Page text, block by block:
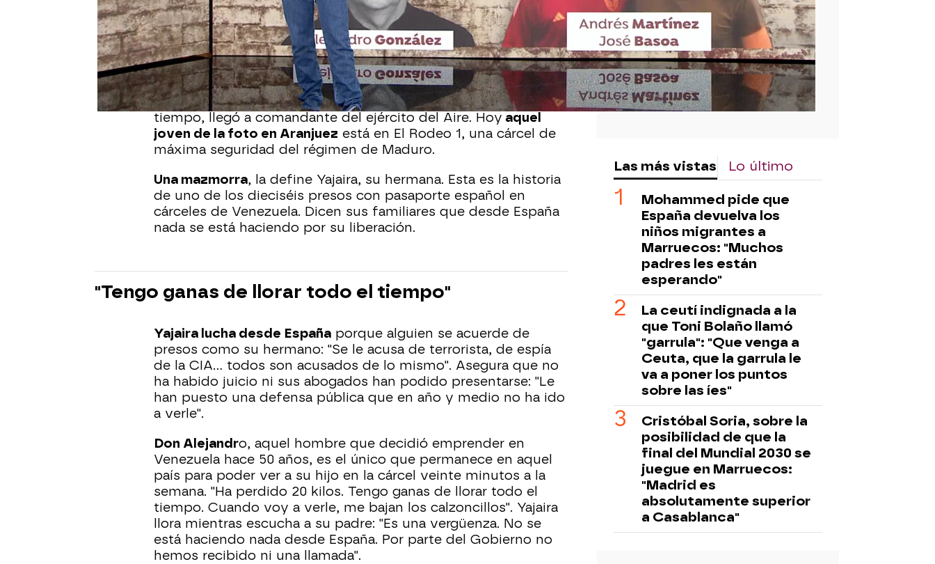
Blanco y negro. Tres niños posan para la foto junto a su
abuelo. Años 60. Están en Aranjuez, el pueblo donde nacieron.
Allí vivieron hasta que en los 70 don Alejandro, el padre de
familia, decidió hacer fortuna en Venezuela. Y para allá se
fueron los González. Y allí fue donde Alejandro hijo, con el
tiempo, llegó a comandante del ejército del Aire. Hoy aquel
joven de la foto en Aranjuez está en El Rodeo 1, una cárcel de
máxima seguridad del régimen de Maduro.
Una mazmorra, la define Yajaira, su hermana. Esta es la historia
de uno de los dieciséis presos con pasaporte español en
cárceles de Venezuela. Dicen sus familiares que desde España
nada se está haciendo por su liberación.
"Tengo ganas de llorar todo el tiempo"
Yajaira lucha desde España porque alguien se acuerde de
presos como su hermano: "Se le acusa de terrorista, de espía
de la CIA… todos son acusados de lo mismo". Asegura que no
ha habido juicio ni sus abogados han podido presentarse: "Le
han puesto una defensa pública que en año y medio no ha ido
a verle".
Don Alejandro, aquel hombre que decidió emprender en
Venezuela hace 50 años, es el único que permanece en aquel
país para poder ver a su hijo en la cárcel veinte minutos a la
semana. "Ha perdido 20 kilos. Tengo ganas de llorar todo el
tiempo. Cuando voy a verle, me bajan los calzoncillos". Yajaira
llora mientras escucha a su padre: "Es una vergüenza. No se
está haciendo nada desde España. Por parte del Gobierno no
hemos recibido ni una llamada".
Las más vistas Lo último
Mohammed pide que
España devuelva los
niños migrantes a
Marruecos: "Muchos
padres les están
esperando"
La ceutí indignada a la
que Toni Bolaño llamó
"garrula": "Que venga a
Ceuta, que la garrula le
va a poner los puntos
sobre las íes"
Cristóbal Soria, sobre la
posibilidad de que la
final del Mundial 2030 se
juegue en Marruecos:
"Madrid es
absolutamente superior
a Casablanca"